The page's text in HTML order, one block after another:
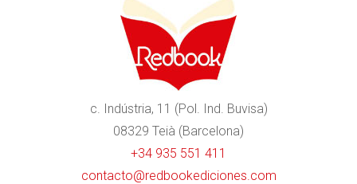
c. Indústria, 11 (Pol. Ind. Buvisa)
08329 Teià (Barcelona)
+34 935 551 411
contacto@redbookediciones.com